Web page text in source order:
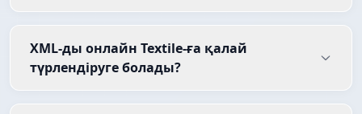
XML-ды онлайн Textile-ға қалай
түрлендіруге болады?